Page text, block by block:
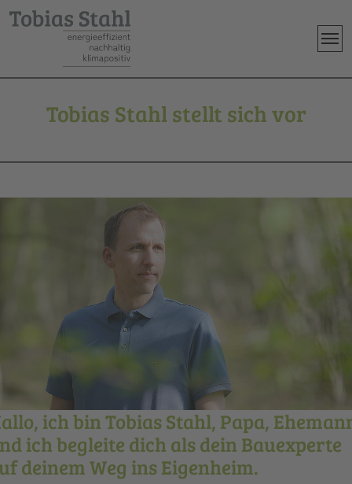
Tobias Stahl stellt sich vor
ich bin Tobias Stahl, Papa,
ich begleite dich als dein Bauexperte
deinem Weg ins Eigenheim.